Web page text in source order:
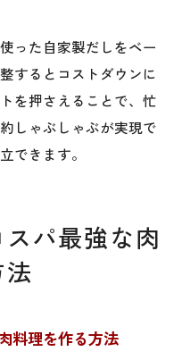
った自家製だしをベー
するとコストダウンに
を押さえることで、忙
しゃぶしゃぶが実現で
できます。
パ最強な肉
料理を作る方法